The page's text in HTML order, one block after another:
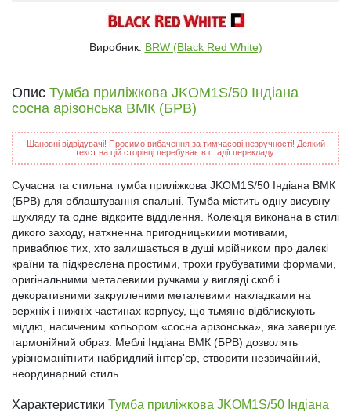
Виробник: BRW (Black Red White)
Опис Тумба приліжкова JKOM1S/50 Індіана
сосна арізонська ВМК (БРВ)
Шановні відвідувачі! Просимо вибачення за тимчасові незручності! Деякий
текст на цій сторінці перебуває в стадії перекладу.
Сучасна та стильна тумба приліжкова JKOM1S/50 Індіана ВМК
(БРВ) для облаштування спальні. Тумба містить одну висувну
шухляду та одне відкрите відділення. Колекція виконана в стилі
дикого заходу, натхненна пригодницькими мотивами,
приваблює тих, хто залишається в душі мрійником про далекі
країни та підкреслена простими, трохи грубуватими формами,
оригінальними металевими ручками у вигляді скоб і
декоративними закругленими металевими накладками на
верхніх і нижніх частинах корпусу, що тьмяно відблискують
міддю, насиченим кольором «сосна арізонська», яка завершує
гармонійний образ. Меблі Індіана ВМК (БРВ) дозволять
урізноманітнити набридлий інтер'єр, створити незвичайний,
неординарний стиль.
Характеристики Тумба приліжкова JKOM1S/50 Індіана